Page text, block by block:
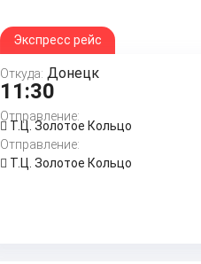
Экспресс рейс
Откуда: Донецк
11:30
Отправление:
Т.Ц. Золотое Кольцо
Отправление:
Т.Ц. Золотое Кольцо